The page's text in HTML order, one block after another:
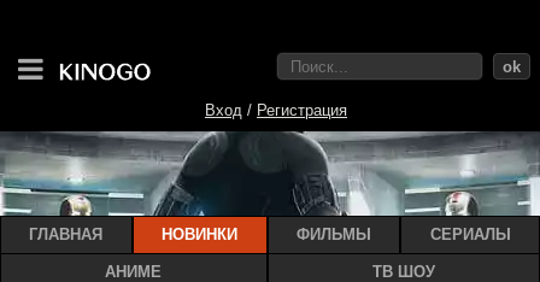
ok
Вход / Регистрация
ГЛАВНАЯ НОВИНКИ ФИЛЬМЫ СЕРИАЛЫ
АНИМЕ ТВ ШОУ